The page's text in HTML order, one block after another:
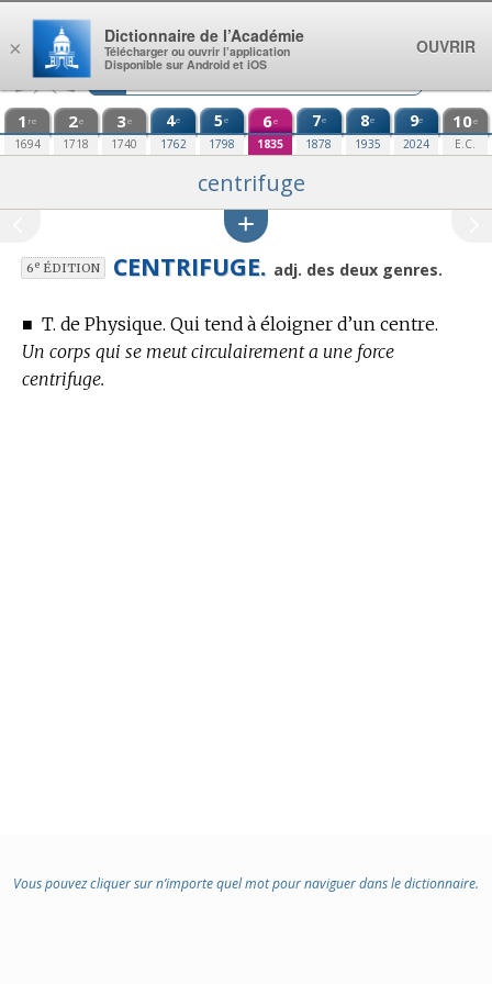
Aller au contenu
1 re
1694
2e
1718
3e
1740
4e
1762
5e
1798
6e
1835
7e
1878
8e
1935
9e
2024
10e
E.C.
centrifuge
6eÉDITION CENTRIFUGE. adj. des deux genres.
■ T. de Physique. Qui tend à éloigner d’un centre.
Un corps qui se meut circulairement a une force
centrifuge.
Vous pouvez cliquer sur n’importe quel mot pour naviguer dans le dictionnaire.
×
Dictionnaire de l’Académie
Télécharger ou ouvrir l’application
Disponible sur Android et iOS
OUVRIR